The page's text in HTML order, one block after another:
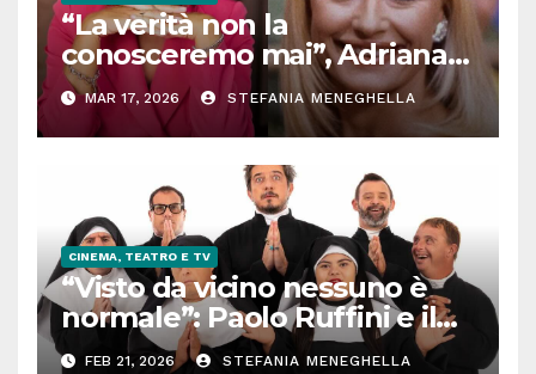
“La verità non la
conosceremo mai”, Adriana
Pannitteri e il figlio (segreto)
di Raffaella Carrà. Chi è
davvero, le parole della
MAR 17, 2026 STEFANIA MENEGHELLA
CINEMA, TEATRO E TV
“Visto da vicino nessuno è
normale”: Paolo Ruffini e il
teatro (straordinario) della
FEB 21, 2026 STEFANIA MENEGHELLA